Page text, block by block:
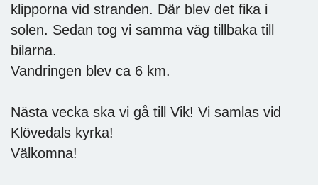
klipporna vid stranden. Där blev det fika i
solen. Sedan tog vi samma väg tillbaka till
bilarna.
Vandringen blev ca 6 km.
Nästa vecka ska vi gå till Vik! Vi samlas vid
Klövedals kyrka!
Välkomna!